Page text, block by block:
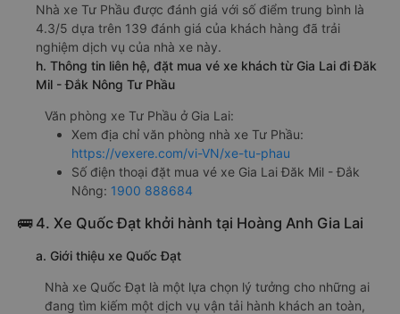
Nhà xe Tư Phầu được đánh giá với số điểm trung bình là
4.3/5 dựa trên 139 đánh giá của khách hàng đã trải
nghiệm dịch vụ của nhà xe này.
h. Thông tin liên hệ, đặt mua vé xe khách từ Gia Lai đi Đăk
Mil - Đắk Nông Tư Phầu
Văn phòng xe Tư Phầu ở Gia Lai:
Xem địa chỉ văn phòng nhà xe Tư Phầu:
https://vexere.com/vi-VN/xe-tu-phau
Số điện thoại đặt mua vé xe Gia Lai Đăk Mil - Đắk
Nông: 1900 888684
🚌 4. Xe Quốc Đạt khởi hành tại Hoàng Anh Gia Lai
a. Giới thiệu xe Quốc Đạt
Nhà xe Quốc Đạt là một lựa chọn lý tưởng cho những ai
đang tìm kiếm một dịch vụ vận tải hành khách an toàn,